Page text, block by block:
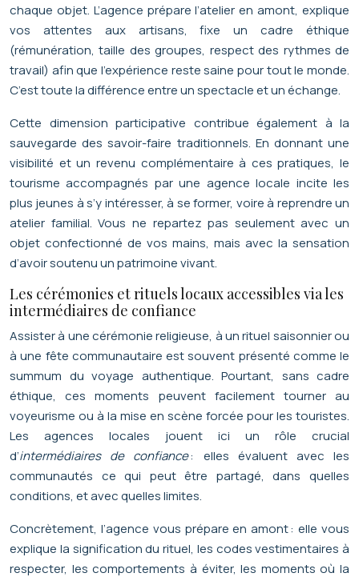
chaque objet. L’agence prépare l’atelier en amont, explique
vos attentes aux artisans, fixe un cadre éthique
(rémunération, taille des groupes, respect des rythmes de
travail) afin que l’expérience reste saine pour tout le monde.
C’est toute la différence entre un spectacle et un échange.
Cette dimension participative contribue également à la
sauvegarde des savoir-faire traditionnels. En donnant une
visibilité et un revenu complémentaire à ces pratiques, le
tourisme accompagnés par une agence locale incite les
plus jeunes à s’y intéresser, à se former, voire à reprendre un
atelier familial. Vous ne repartez pas seulement avec un
objet confectionné de vos mains, mais avec la sensation
d’avoir soutenu un patrimoine vivant.
Les cérémonies et rituels locaux accessibles via les
intermédiaires de confiance
Assister à une cérémonie religieuse, à un rituel saisonnier ou
à une fête communautaire est souvent présenté comme le
summum du voyage authentique. Pourtant, sans cadre
éthique, ces moments peuvent facilement tourner au
voyeurisme ou à la mise en scène forcée pour les touristes.
Les agences locales jouent ici un rôle crucial
d’intermédiaires de confiance: elles évaluent avec les
communautés ce qui peut être partagé, dans quelles
conditions, et avec quelles limites.
Concrètement, l’agence vous prépare en amont : elle vous
explique la signification du rituel, les codes vestimentaires à
respecter, les comportements à éviter, les moments où la